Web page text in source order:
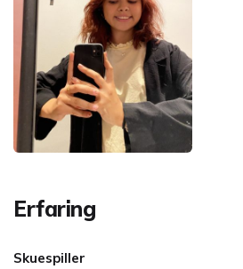
Erfaring
Skuespiller